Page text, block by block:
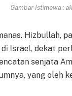
Gambar Istimewa :
Hizbullah,
Israel, dekat
senjata
yang